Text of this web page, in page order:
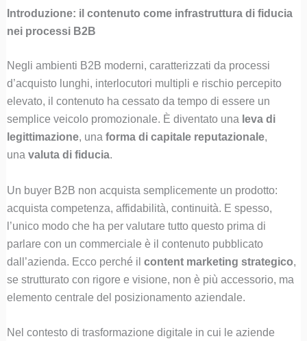
Introduzione: il contenuto come infrastruttura di fiducia
nei processi B2B
Negli ambienti B2B moderni, caratterizzati da processi
d’acquisto lunghi, interlocutori multipli e rischio percepito
elevato, il contenuto ha cessato da tempo di essere un
semplice veicolo promozionale. È diventato una leva di
legittimazione, una forma di capitale reputazionale,
una valuta di fiducia.
Un buyer B2B non acquista semplicemente un prodotto:
acquista competenza, affidabilità, continuità. E spesso,
l’unico modo che ha per valutare tutto questo prima di
parlare con un commerciale è il contenuto pubblicato
dall’azienda. Ecco perché il content marketing strategico,
se strutturato con rigore e visione, non è più accessorio, ma
elemento centrale del posizionamento aziendale.
Nel contesto di trasformazione digitale in cui le aziende